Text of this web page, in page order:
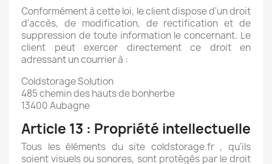
Conformément à cette loi, le client dispose d'un droit
d'accès, de modification, de rectification et de
suppression de toute information le concernant. Le
client peut exercer directement ce droit en
adressant un courrier à :
Coldstorage Solution
485 chemin des hauts de bonherbe
13400 Aubagne
Article 13 : Propriété intellectuelle
Tous les éléments du site coldstorage.fr , qu'ils
soient visuels ou sonores, sont protégés par le droit